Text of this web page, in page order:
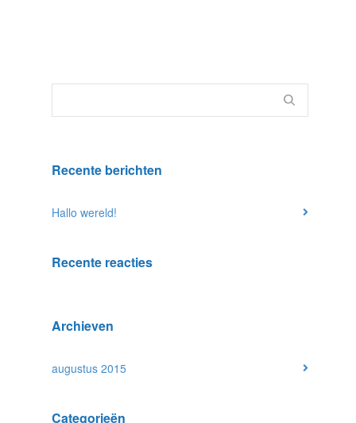
Recente berichten
Hallo wereld!
Recente reacties
Archieven
augustus 2015
Categorieën